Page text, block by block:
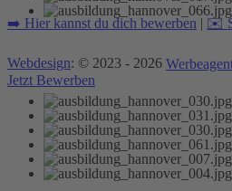
➡️ Hier kannst du dich bewerben ✉️
Webdesign: © 2023 - 2026
Jetzt Bewerben